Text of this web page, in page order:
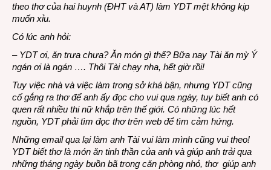
theo thơ của hai huynh (ĐHT và AT) làm YDT mệt không kịp
muốn xỉu.
Có lúc anh hỏi:
– YDT ơi, ăn trưa chưa? Ăn món gì thế? Bữa nay Tài ăn mỳ Ý
ngán ơi là ngán …. Thôi Tài chạy nha, hết giờ rồi!
Tuy việc nhà và việc làm trong sở khá bận, nhưng YDT cũng
cố gắng ra thơ để anh ấy đọc cho vui qua ngày, tuy biết anh có
quen rất nhiều thi nữ khắp trên thế giới. Có những lúc hết
nguồn, YDT phải tìm đọc thơ trên web để tìm cảm hứng.
Những email qua lại làm anh Tài vui làm mình cũng vui theo!
YDT biết thơ là món ăn tinh thần của anh và giúp anh trải qua
những tháng ngày buồn bã trong căn phòng nhỏ, thơ giúp anh